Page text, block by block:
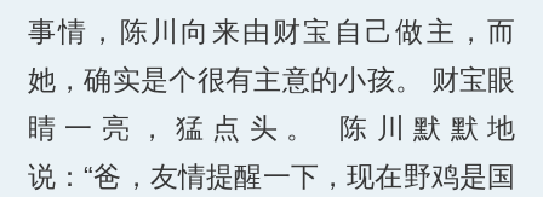
事情，陈川向来由财宝自己做主，而
她，确实是个很有主意的小孩。 财宝眼
睛一亮，猛点头。 陈川默默地
说：“爸，友情提醒一下，现在野鸡是国